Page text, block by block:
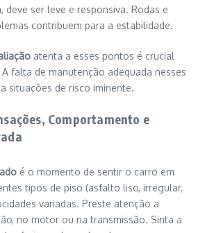
deve ser leve e responsiva. Rodas e
contribuem para a estabilidade.
atenta a esses pontos é crucial
falta de manutenção adequada nesses
situações de risco iminente.
Comportamento e
é o momento de sentir o carro em
tipos de piso (asfalto liso, irregular,
variadas. Preste atenção a
no motor ou na transmissão. Sinta a